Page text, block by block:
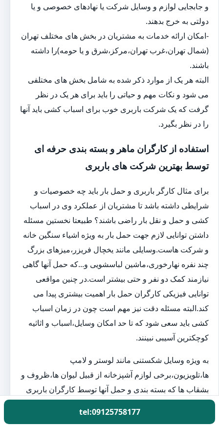
و جابجایی لوازم و وسایل شرکت یا نهادهای خصوصی و یا
دولتی به خرج بدهند.
-امکان ارائه خدمات به مشتریان در بخش های مختلف تهران
(شمال تهران،غرب تهران،مرکز،شرق و یا حومه)را داشته
باشند.
البته هر یک از موارد ذکر شده به شامل بخش های مختلفی
می شود و نکات مهم و حیاتی را باید برای هر یک در نظر
گرفت که یک شرکت باربری خوب برای اسباب کشی باید آنها
را در نظر بگیرد.
استفاده از کارگران ماهر و بسته بندی حرفه ای
توسط بهترین شرکت های باربری
برای مثال کارگر باربری و حمل بار باید چه خصوصیات و
شرایطی داشته باشد تا مشتریان از عملکرد وی در اسباب
کشی و حمل و نقل بار راضی باشند؟ طبیعتا نخستین مسئله
داشتن توانایی لازم جهت حمل بار به ویژه اشیاء سنگین خانه
و شرکت هاست.وسایلی مانند یخچال فریزر،میزهای بزرگ
چند نفره نهارخوری،ماشین لباسشویی و...که حمل آنها گاهی
نیازمند کمک دو نفر و حتی بیشتر است.در چنین مواقعی
توانایی فیزیکی کارگران حمل بار اهمیت بیشتری پیدا می
کند.البته مسئله دقت نیز مهم است چون در زمان اسباب
کشی باید سعی شود که تا حد امکان وسایل،اسباب و اثاثیه
کوچکترین آسیبی نبینند.
به ویژه وسایل شکستنی مانند لوستر و لامپ
ها،تلویزیون،برخی لوازم آشپزخانه از قبیل لیوان ها،ظروف و
بشقاب ها که بسته بندی و حمل آنها توسط کارگران باربری
tel:09125758177